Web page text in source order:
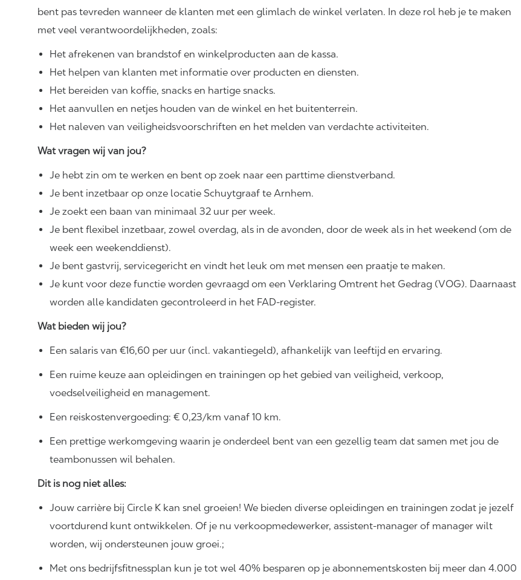
bent pas tevreden wanneer de klanten met een glimlach de winkel verlaten. In deze rol heb je te maken
met veel verantwoordelijkheden, zoals:
Het afrekenen van brandstof en winkelproducten aan de kassa.
Het helpen van klanten met informatie over producten en diensten.
Het bereiden van koffie, snacks en hartige snacks.
Het aanvullen en netjes houden van de winkel en het buitenterrein.
Het naleven van veiligheidsvoorschriften en het melden van verdachte activiteiten.
Wat vragen wij van jou?
Je hebt zin om te werken en bent op zoek naar een parttime dienstverband.
Je bent inzetbaar op onze locatie Schuytgraaf te Arnhem.
Je zoekt een baan van minimaal 32 uur per week.
Je bent flexibel inzetbaar, zowel overdag, als in de avonden, door de week als in het weekend (om de
week een weekenddienst).
Je bent gastvrij, servicegericht en vindt het leuk om met mensen een praatje te maken.
Je kunt voor deze functie worden gevraagd om een Verklaring Omtrent het Gedrag (VOG). Daarnaast
worden alle kandidaten gecontroleerd in het FAD-register.
Wat bieden wij jou?
Een salaris van €16,60 per uur (incl. vakantiegeld), afhankelijk van leeftijd en ervaring.
Een ruime keuze aan opleidingen en trainingen op het gebied van veiligheid, verkoop,
voedselveiligheid en management.
Een reiskostenvergoeding: € 0,23/km vanaf 10 km.
Een prettige werkomgeving waarin je onderdeel bent van een gezellig team dat samen met jou de
teambonussen wil behalen.
Dit is nog niet alles:
Jouw carrière bij Circle K kan snel groeien! We bieden diverse opleidingen en trainingen zodat je jezelf
voortdurend kunt ontwikkelen. Of je nu verkoopmedewerker, assistent-manager of manager wilt
worden, wij ondersteunen jouw groei.;
Met ons bedrijfsfitnessplan kun je tot wel 40% besparen op je abonnementskosten bij meer dan 4.000